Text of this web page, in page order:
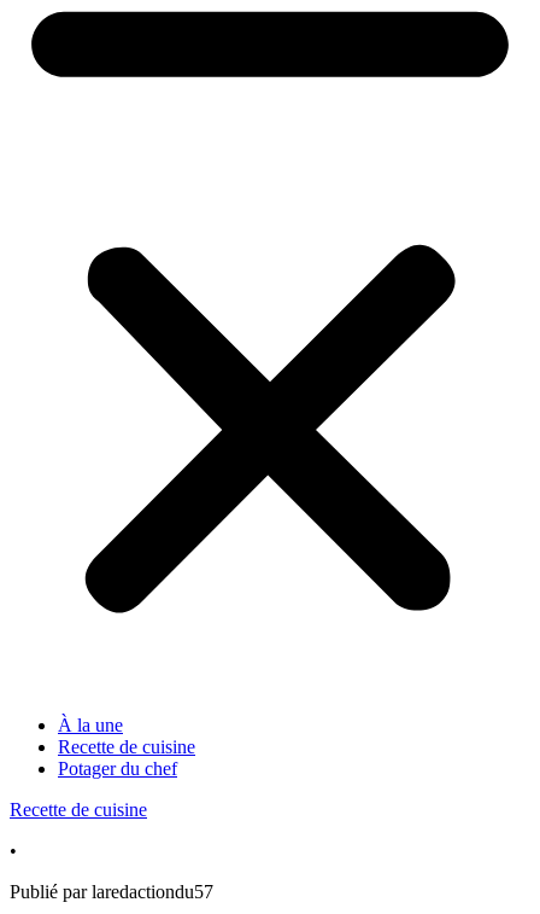
À la une
Recette de cuisine
Potager du chef
Recette de cuisine
•
Publié par laredactiondu57